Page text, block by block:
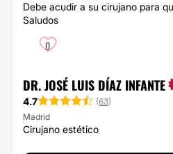
Debe acudir a su cirujano para
Saludos
0
DR. JOSÉ LUIS DÍAZ INFANTE
4.7 (63)
Madrid
Cirujano estético